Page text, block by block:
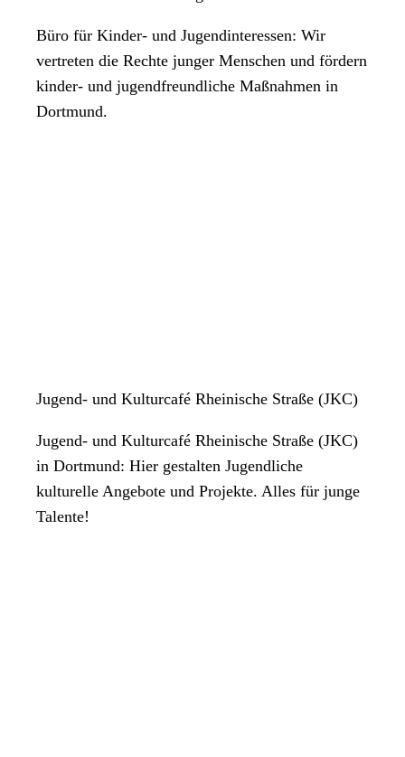
Büro für Kinder- und Jugendinteressen: Wir
vertreten die Rechte junger Menschen und fördern
kinder- und jugendfreundliche Maßnahmen in
Dortmund.
Jugend- und Kulturcafé Rheinische Straße (JKC)
Jugend- und Kulturcafé Rheinische Straße (JKC)
in Dortmund: Hier gestalten Jugendliche
kulturelle Angebote und Projekte. Alles für junge
Talente!